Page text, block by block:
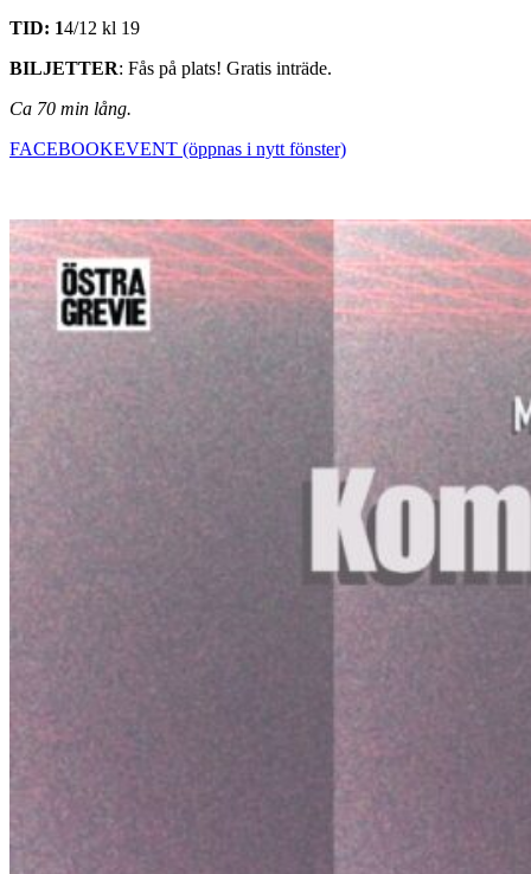
TID: 14/12 kl 19
BILJETTER: Fås på plats! Gratis inträde.
Ca 70 min lång.
FACEBOOKEVENT (öppnas i nytt fönster)